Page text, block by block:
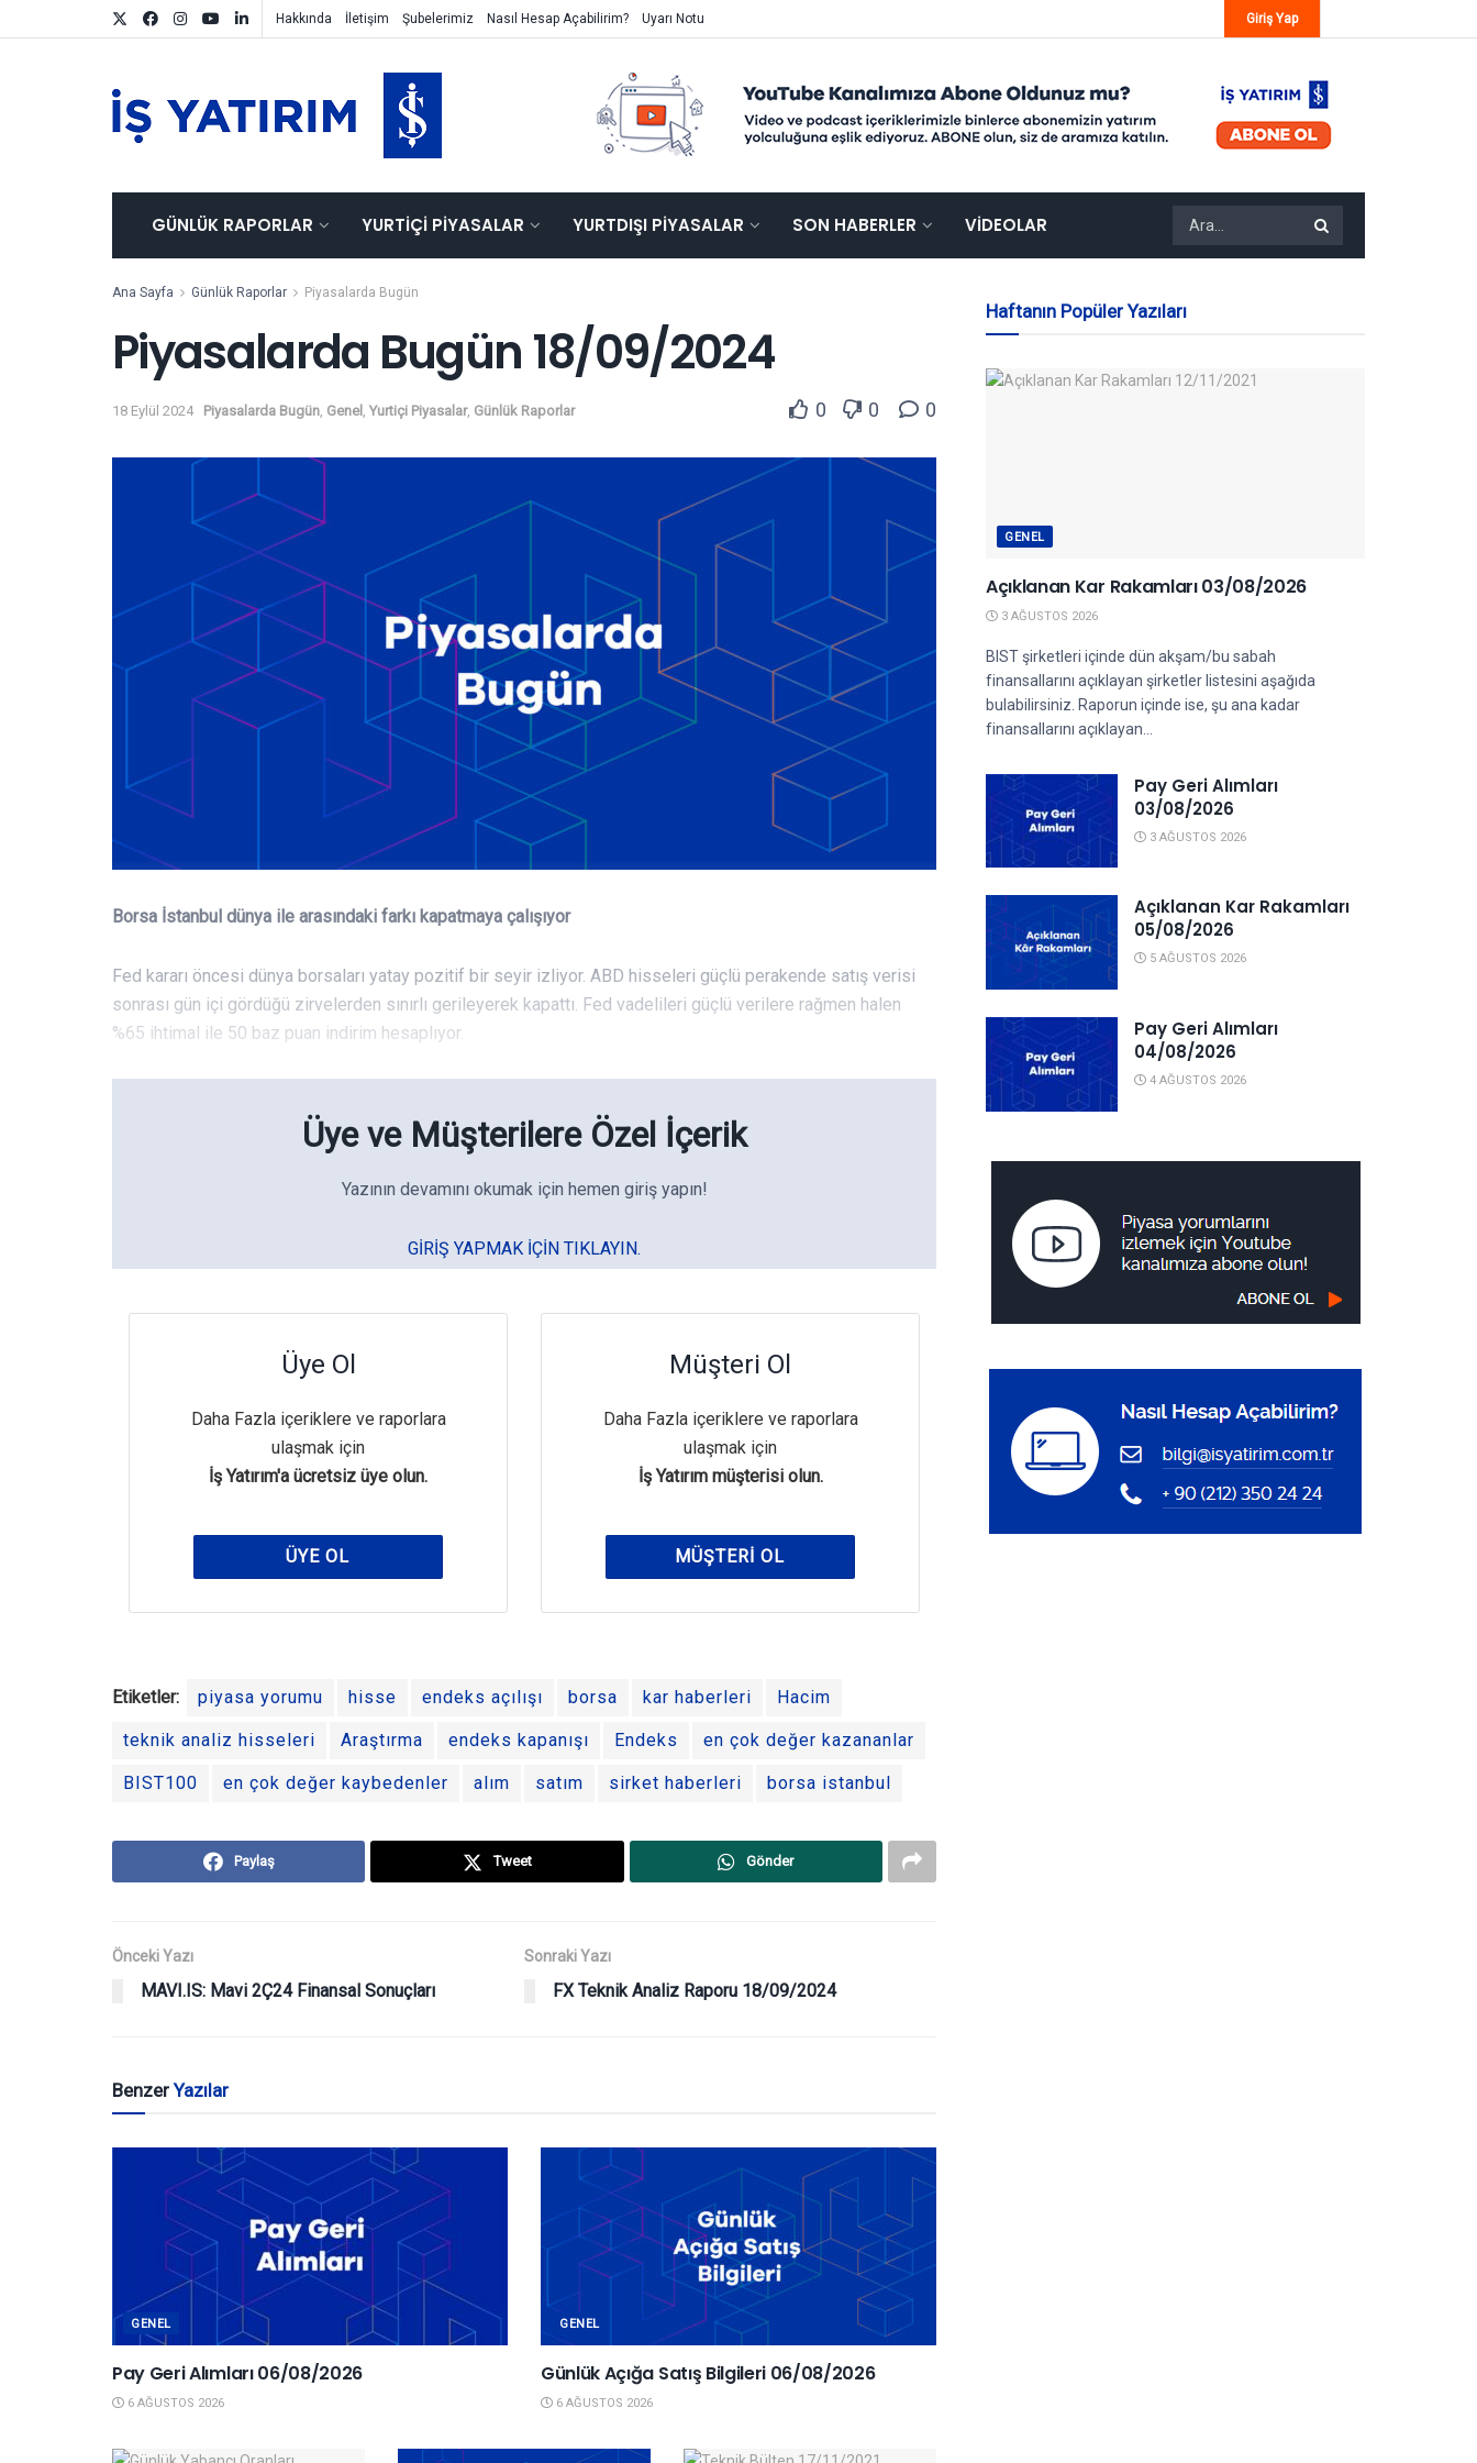
Hakkında İletişim Şubelerimiz Nasıl Hesap Açabilirim? Uyarı Notu Giriş Yap
GÜNLÜK RAPORLAR YURTIÇI PIYASALAR YURTDIŞI PIYASALAR SON HABERLER VIDEOLAR
Ana Sayfa Günlük Raporlar Piyasalarda Bugün
Piyasalarda Bugün 18/09/2024
18 Eylül 2024 Piyasalarda Bugün Genel Yurtiçi Piyasalar, Günlük Raporlar 0 0 0
Borsa İstanbul dünya ile arasındaki farkı kapatmaya çalışıyor
Fed kararı öncesi dünya borsaları yatay pozitif bir seyir izliyor. ABD hisseleri güçlü perakende satış verisi
sonrası gün içi gördüğü zirvelerden sınırlı gerileyerek kapattı. Fed vadelileri güçlü verilere rağmen halen
%65 ihtimal ile 50 baz puan indirim hesaplıyor.
Üye ve Müşterilere Özel İçerik
Yazının devamını okumak için hemen giriş yapın!
GIRIŞ YAPMAK IÇIN TIKLAYIN.
Üye Ol
Daha Fazla içeriklere ve raporlara
ulaşmak için
İş Yatırım'a ücretsiz üye olun.
ÜYE OL
Müşteri Ol
Daha Fazla içeriklere ve raporlara
ulaşmak için
İş Yatırım müşterisi olun.
MÜŞTERI OL
Etiketler: piyasa yorumu hisse endeks açılışı borsa kar haberleri Hacim
teknik analiz hisseleri Araştırma endeks kapanışı Endeks en çok değer kazananlar
BIST100 en çok değer kaybedenler alım satım sirket haberleri borsa istanbul
Paylaş Tweet Gönder
Önceki Yazı
MAVI.IS: Mavi 2Ç24 Finansal Sonuçları
Sonraki Yazı
FX Teknik Analiz Raporu 18/09/2024
BenzerYazılar
GENEL
Pay Geri Alımları 06/08/2026
6 AĞUSTOS 2026
GENEL
Günlük Açığa Satış Bilgileri 06/08/2026
6 AĞUSTOS 2026
Haftanın Popüler Yazıları
GENEL
Açıklanan Kar Rakamları 03/08/2026
3 AĞUSTOS 2026
BIST şirketleri içinde dün akşam/bu sabah
finansallarını açıklayan şirketler listesini aşağıda
bulabilirsiniz. Raporun içinde ise, şu ana kadar
finansallarını açıklayan...
Pay Geri Alımları
03/08/2026
3 AĞUSTOS 2026
Açıklanan Kar Rakamları
05/08/2026
5 AĞUSTOS 2026
Pay Geri Alımları
04/08/2026
4 AĞUSTOS 2026